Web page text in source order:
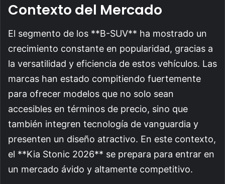
Contexto del Mercado
El segmento de los **B-SUV** ha mostrado un
crecimiento constante en popularidad, gracias a
la versatilidad y eficiencia de estos vehículos. Las
marcas han estado compitiendo fuertemente
para ofrecer modelos que no solo sean
accesibles en términos de precio, sino que
también integren tecnología de vanguardia y
presenten un diseño atractivo. En este contexto,
el **Kia Stonic 2026** se prepara para entrar en
un mercado ávido y altamente competitivo.